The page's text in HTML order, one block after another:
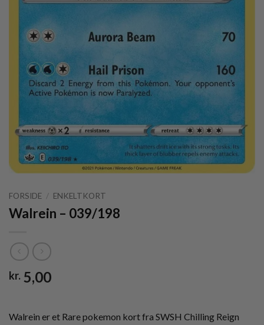
FORSIDE / ENKELTKORT
Walrein – 039/198
kr. 5,00
Walrein er et Rare pokemon kort fra SWSH Chilling Reign